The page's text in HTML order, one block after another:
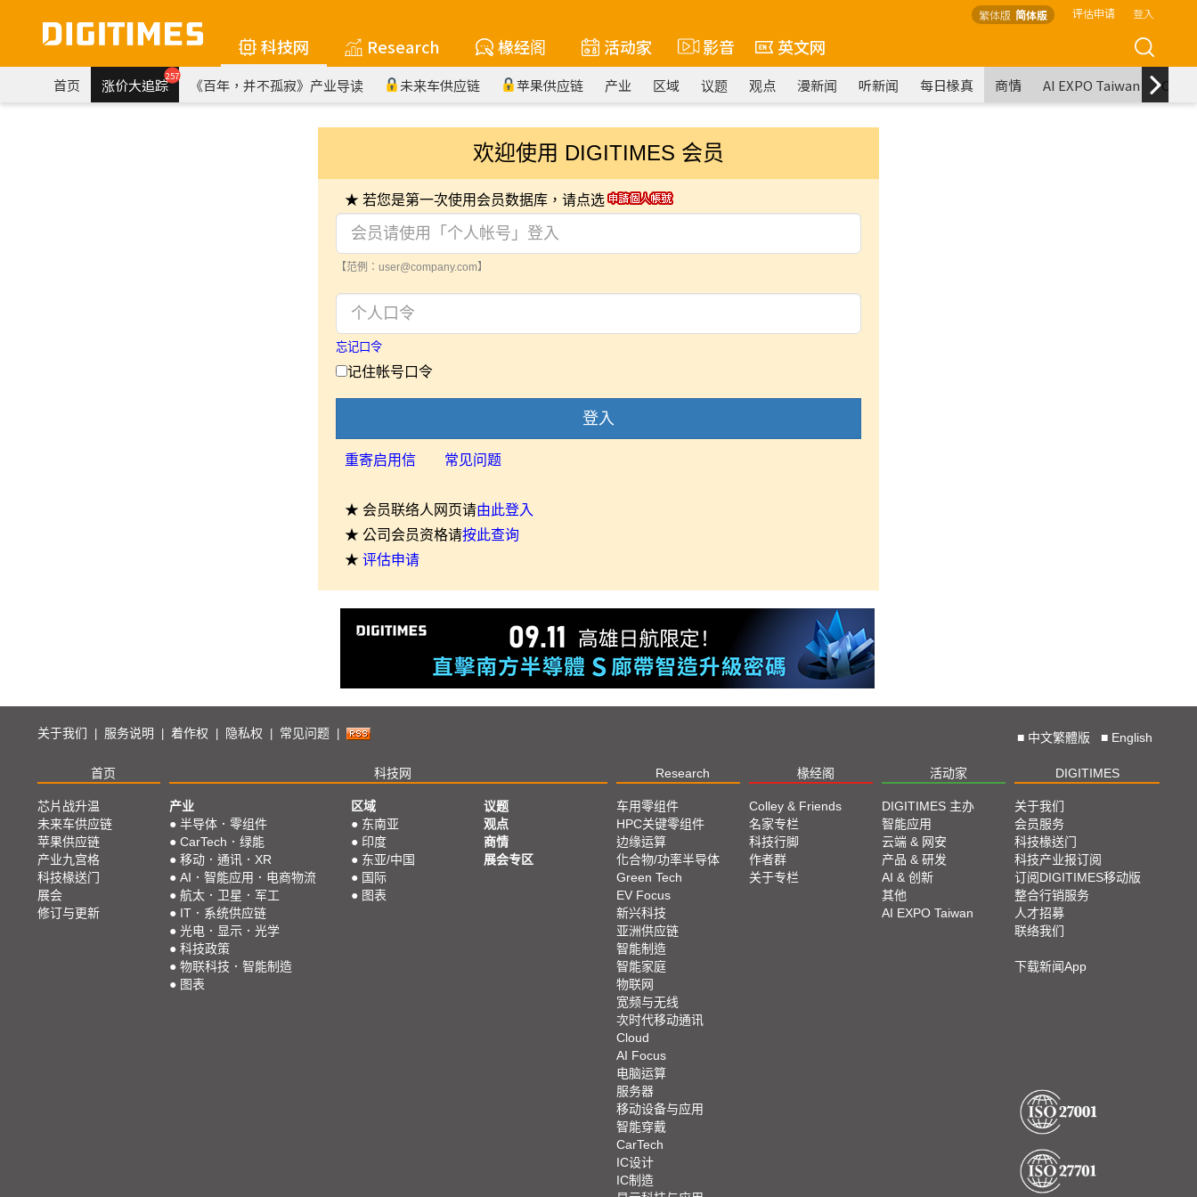
繁体版 简体版 评估申请 登入
科技网 Research 椽经阁 活动家 影音 英文网
首页 涨价大追踪257 《百年，并不孤寂》产业导读 未来车供应链 苹果供应链 产业 区域 议题 观点 漫新闻 听新闻 每日椽真 商情 AI EXPO Taiwan
欢迎使用 DIGITIMES 会员
★ 若您是第一次使用会员数据库，请点选
【范例：user@company.com】
忘记口令
记住帐号口令
登入
重寄启用信 常见问题
★ 会员联络人网页请由此登入
★ 公司会员资格请按此查询
★ 评估申请
关于我们 服务说明 着作权 隐私权 常见问题 ■ 中文繁體版 ■ English
首页 科技网 Research 椽经阁 活动家 DIGITIMES
芯片战升温
未来车供应链
苹果供应链
产业九宫格
科技椽送门
展会
修订与更新
产业
● 半导体．零组件
● CarTech．绿能
● 移动．通讯．XR
● AI．智能应用．电商物流
● 航太．卫星．军工
● IT．系统供应链
● 光电．显示．光学
● 科技政策
● 物联科技．智能制造
● 图表
区域
● 东南亚
● 印度
● 东亚/中国
● 国际
● 图表
议题
观点
商情
展会专区
车用零组件
HPC关键零组件
边缘运算
化合物/功率半导体
Green Tech
EV Focus
新兴科技
亚洲供应链
智能制造
智能家庭
物联网
宽频与无线
次时代移动通讯
Cloud
AI Focus
电脑运算
服务器
移动设备与应用
智能穿戴
CarTech
IC设计
IC制造
Colley & Friends
名家专栏
科技行脚
作者群
关于专栏
DIGITIMES 主办
智能应用
云端 & 网安
产品 & 研发
AI & 创新
其他
AI EXPO Taiwan
关于我们
会员服务
科技椽送门
科技产业报订阅
订阅DIGITIMES移动版
整合行销服务
人才招募
联络我们
下载新闻App